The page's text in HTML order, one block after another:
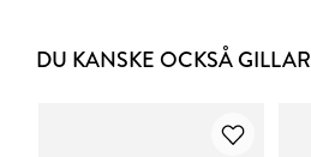
DU KANSKE OCKSÅ GILLAR